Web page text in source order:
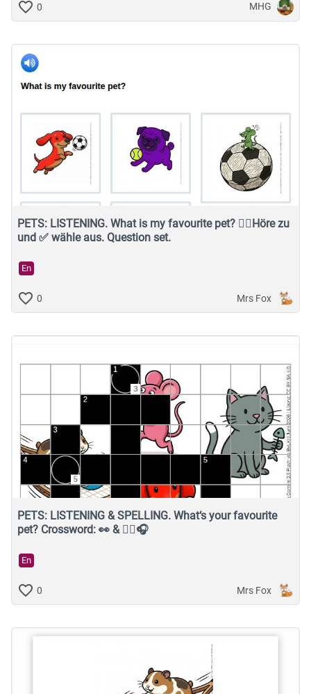
0 MHG
PETS: LISTENING. What is my favourite pet? 👂🏽Höre zu
und ✅ wähle aus. Question set.
En
0 Mrs Fox
PETS: LISTENING & SPELLING. What‘s your favourite
pet? Crossword: 👀 & 👂🏽🎧
En
0 Mrs Fox